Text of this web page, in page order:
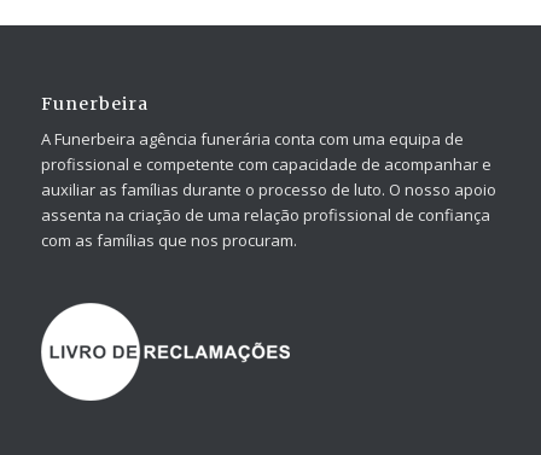
Funerbeira
A Funerbeira agência funerária conta com uma equipa de
profissional e competente com capacidade de acompanhar e
auxiliar as famílias durante o processo de luto. O nosso apoio
assenta na criação de uma relação profissional de confiança
com as famílias que nos procuram.